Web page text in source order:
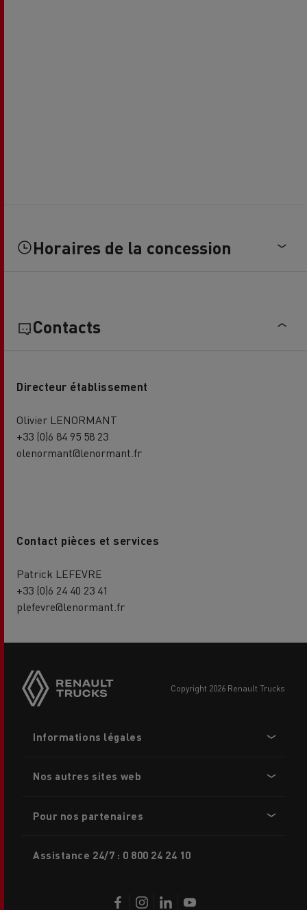
Horaires de la concession
Contacts
Directeur établissement
Olivier LENORMANT
+33 (0)6 84 95 58 23
olenormant@lenormant.fr
Contact pièces et services
Patrick LEFEVRE
+33 (0)6 24 40 23 41
plefevre@lenormant.fr
buttons
copyright 2026 Renault Trucks
menu
Informations légales
Nos autres sites web
Pour nos partenaires
Assistance 24/7 : 0 800 24 24 10